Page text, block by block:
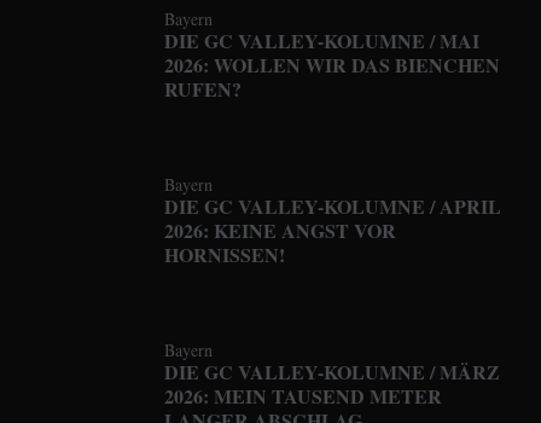
Bayern
DIE GC VALLEY-KOLUMNE / MAI
2026: WOLLEN WIR DAS BIENCHEN
RUFEN?
Bayern
DIE GC VALLEY-KOLUMNE / APRIL
2026: KEINE ANGST VOR
HORNISSEN!
Bayern
DIE GC VALLEY-KOLUMNE / MÄRZ
2026: MEIN TAUSEND METER